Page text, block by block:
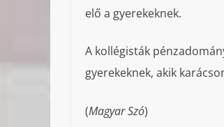
elő a gyerekeknek.
A kollégisták
gyerekeknek, akik
(Magyar Szó)